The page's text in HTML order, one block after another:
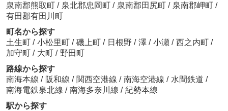
泉南郡熊取町 / 泉北郡忠岡町 / 泉南郡田尻町 / 泉南郡岬町 /
有田郡有田川町
町名から探す
土生町 / 小松里町 / 磯上町 / 日根野 / 澤 / 小瀬 / 西之内町 /
加守町 / 大町 / 野田町
路線から探す
南海本線 / 阪和線 / 関西空港線 / 南海空港線 / 水間鉄道 /
南海電鉄泉北線 / 南海多奈川線 / 紀勢本線
駅から探す